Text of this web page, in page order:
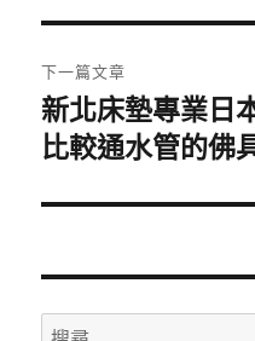
覽
文
章:
下一篇文章
下
一
文
新北床墊專業日
比較通水管的佛
搜